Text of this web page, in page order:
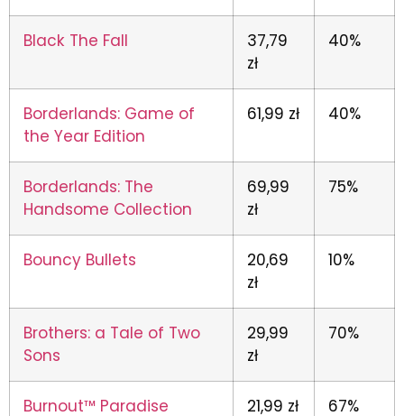
Black The Fall
37,79
zł
40%
Borderlands: Game of
the Year Edition
61,99 zł 40%
Borderlands: The
Handsome Collection
69,99
zł
75%
Bouncy Bullets
20,69
zł
10%
Brothers: a Tale of Two
Sons
29,99
zł
70%
Burnout™ Paradise
21,99 zł 67%